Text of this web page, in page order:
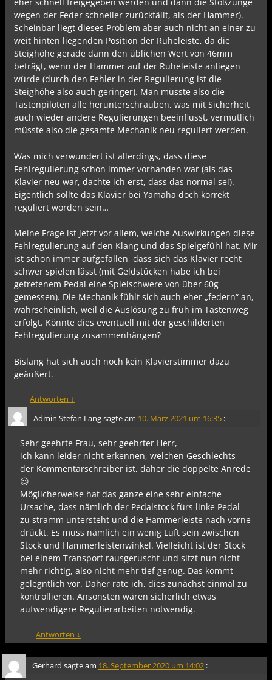
wegen der Feder schneller zurückfällt, als der Hammer).
Scheinbar liegt dieses Problem aber auch nicht an einer zu
weit hinten liegenden Position der Ruheleiste, da die
Steighöhe gerade dann den üblichen Wert von 46mm
beträgt, wenn der Hammer auf der Ruheleiste anliegen
würde (durch den Fehler in der Regulierung ist die
Steighöhe also auch geringer). Man müsste also die
Tastenpiloten alle herunterschrauben, was mit Sicherheit
auch wieder andere Regulierungen beeinflusst, vermutlich
müsste also die gesamte Mechanik neu reguliert werden.
Was mich verwundert ist allerdings, dass diese
Fehlregulierung schon immer vorhanden war (als das
Klavier neu war, dachte ich erst, dass das normal sei).
Eigentlich sollte das Klavier bei Yamaha doch korrekt
reguliert worden sein…
Meine Frage ist jetzt vor allem, welche Auswirkungen diese
Fehlregulierung auf den Klang und das Spielgefühl hat. Mir
ist schon immer aufgefallen, dass sich das Klavier recht
schwer spielen lässt (mit Geldstücken habe ich bei
getretenem Pedal eine Spielschwere von über 60g
gemessen). Die Mechanik fühlt sich auch eher „federn“ an,
wahrscheinlich, weil die Auslösung zu früh im Tastenweg
erfolgt. Könnte dies eventuell mit der geschilderten
Fehlregulierung zusammenhängen?
Bislang hat sich auch noch kein Klavierstimmer dazu
geäußert.
Antworten ↓
Admin Stefan Langsagte am 10. März 2021 um 16:35 :
Sehr geehrte Frau, sehr geehrter Herr,
ich kann leider nicht erkennen, welchen Geschlechts
der Kommentarschreiber ist, daher die doppelte Anrede
😉
Möglicherweise hat das ganze eine sehr einfache
Ursache, dass nämlich der Pedalstock fürs linke Pedal
zu stramm untersteht und die Hammerleiste nach vorne
drückt. Es muss nämlich ein wenig Luft sein zwischen
Stock und Hammerleistenwinkel. Vielleicht ist der Stock
bei einem Transport rausgeruscht und sitzt nun nicht
mehr richtig, also nicht mehr tief genug. Das kommt
gelegntlich vor. Daher rate ich, dies zunächst einmal zu
kontrollieren. Ansonsten wären sicherlich etwas
aufwendigere Regulierarbeiten notwendig.
Antworten ↓
Gerhard sagte am 18. September 2020 um 14:02 :